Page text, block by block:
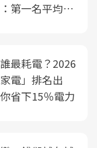
第一名平均一
最耗電？2026
電」排名出
省下15％電力